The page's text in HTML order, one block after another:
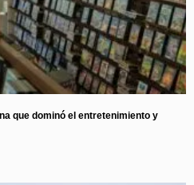
que dominó el entretenimiento y